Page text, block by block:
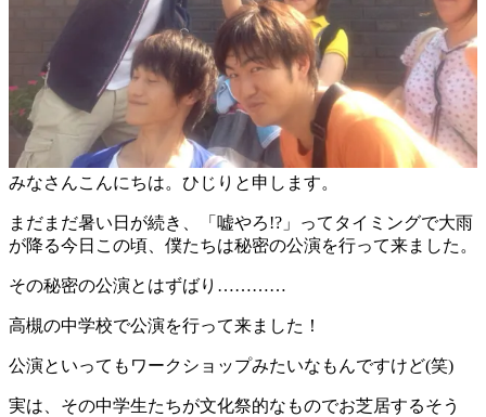
みなさんこんにちは。ひじりと申します。
まだまだ暑い日が続き、「嘘やろ!?」ってタイミングで大雨
が降る今日この頃、僕たちは秘密の公演を行って来ました。
その秘密の公演とはずばり…………
高槻の中学校で公演を行って来ました！
公演といってもワークショップみたいなもんですけど(笑)
実は、その中学生たちが文化祭的なものでお芝居するそう